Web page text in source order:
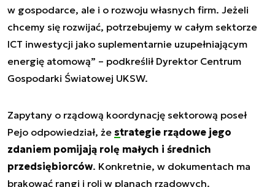
w gospodarce, ale i o rozwoju własnych firm. Jeżeli
chcemy się rozwijać, potrzebujemy w całym sektorze
ICT inwestycji jako suplementarnie uzupełniającym
energię atomową” – podkreślił Dyrektor Centrum
Gospodarki Światowej UKSW.
Zapytany o rządową koordynację sektorową poseł
Pejo odpowiedział, że strategie rządowe jego
zdaniem pomijają rolę małych i średnich
przedsiębiorców. Konkretnie, w dokumentach ma
brakować rangi i roli w planach rządowych.